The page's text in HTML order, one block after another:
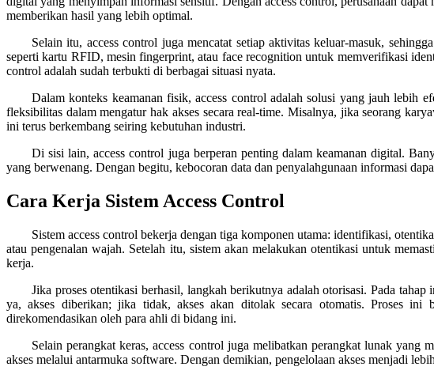
memberikan hasil yang lebih optimal.
Selain itu, access control juga mencatat setiap aktivitas keluar-masuk,
seperti kartu RFID, mesin fingerprint, atau face recognition untuk memverifikasi
control adalah sudah terbukti di berbagai situasi nyata.
Dalam konteks keamanan fisik, access control adalah solusi yang jauh lebih
fleksibilitas dalam mengatur hak akses secara real-time. Misalnya, jika seorang
ini terus berkembang seiring kebutuhan industri.
Di sisi lain, access control juga berperan penting dalam keamanan digital.
yang berwenang. Dengan begitu, kebocoran data dan penyalahgunaan informasi
Cara Kerja Sistem Access Control
Sistem access control bekerja dengan tiga komponen utama: identifikasi,
atau pengenalan wajah. Setelah itu, sistem akan melakukan otentikasi untuk
kerja.
Jika proses otentikasi berhasil, langkah berikutnya adalah otorisasi. Pada
ya, akses diberikan; jika tidak, akses akan ditolak secara otomatis. Proses ini
direkomendasikan oleh para ahli di bidang ini.
Selain perangkat keras, access control juga melibatkan perangkat lunak yang
akses melalui antarmuka software. Dengan demikian, pengelolaan akses menjadi